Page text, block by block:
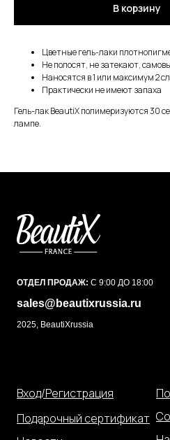
В корзину
Цветные гель-лаки
Не полосят, не затекают,
Наносятся в 1 или максимум 2
Практически не имеют запаха
Гель-лак BeautiX полимеризуются 30
лампе.
ОТДЕЛ ПРОДАЖ: С 9:00 ДО 18:00
sales@beautixrussia.ru
2025, BeautiXrussia
Вход/Регистрация
Подарочный сертификат